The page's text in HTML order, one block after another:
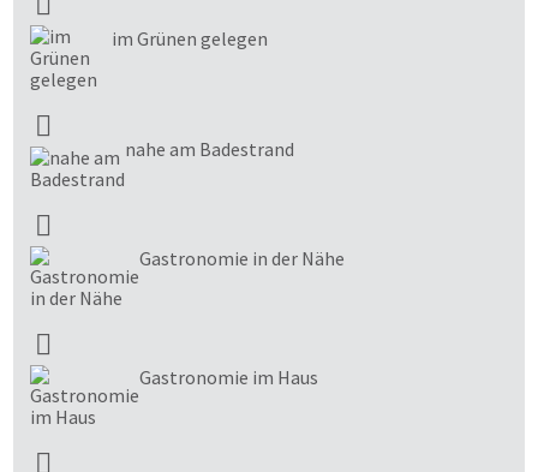
im Grünen gelegen
nahe am Badestrand
Gastronomie in der Nähe
Gastronomie im Haus